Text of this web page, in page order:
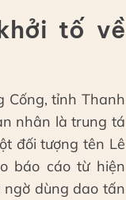
tố về
Cống, tỉnh Thanh
nhân là trung tá
đối tượng tên Lê
báo cáo từ hiện
ngờ dùng dao tấn